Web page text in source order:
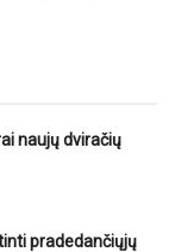
naujų dviračių
pradedančiųjų